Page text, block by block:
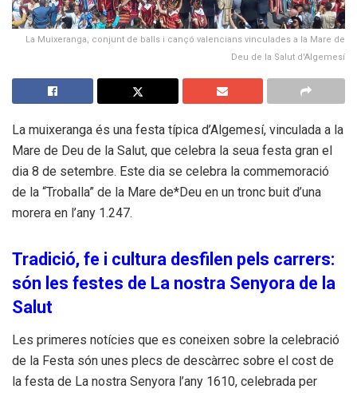
La Muixeranga, conjunt de balls i cançó valencians vinculades a la Mare de
Deu de la Salut d'Algemesí
La muixeranga és una festa típica d’Algemesí, vinculada a la
Mare de Deu de la Salut, que celebra la seua festa gran el
dia 8 de setembre. Este dia se celebra la commemoració
de la “Troballa” de la Mare de*Deu en un tronc buit d’una
morera en l’any 1.247.
Tradició, fe i cultura desfilen pels carrers:
són les festes de La nostra Senyora de la
Salut
Les primeres notícies que es coneixen sobre la celebració
de la Festa són unes plecs de descàrrec sobre el cost de
la festa de La nostra Senyora l’any 1610, celebrada per